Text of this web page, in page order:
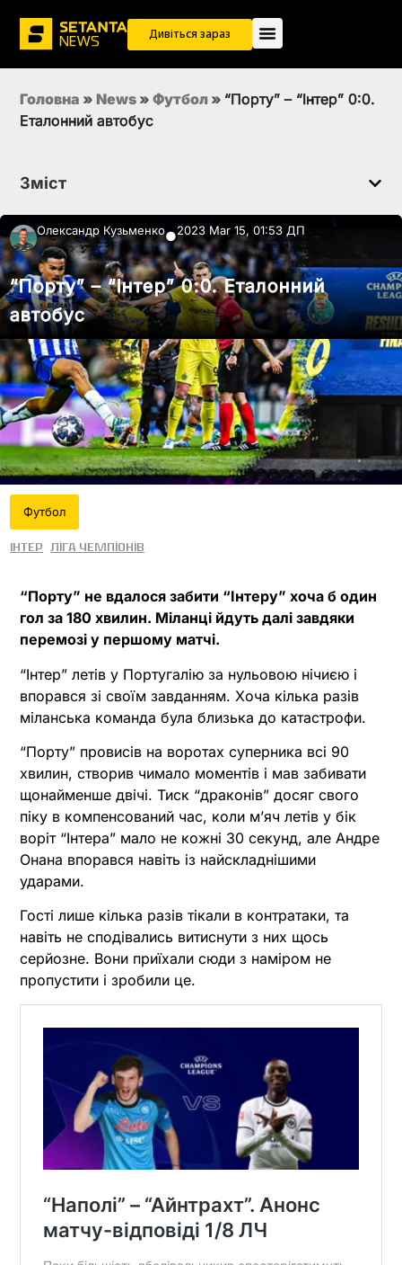
Дивіться зараз
Головна » News » Футбол » “Порту” – “Інтер” 0:0.
Еталонний автобус
Зміст
Олександр Кузьменко●2023 Mar 15, 01:53 ДП
“Порту” – “Інтер” 0:0. Еталонний
автобус
Футбол
Інтер Ліга чемпіонів
“Порту” не вдалося забити “Інтеру” хоча б один
гол за 180 хвилин. Міланці йдуть далі завдяки
перемозі у першому матчі.
“Інтер” летів у Португалію за нульовою нічиєю і
впорався зі своїм завданням. Хоча кілька разів
міланська команда була близька до катастрофи.
“Порту” провисів на воротах суперника всі 90
хвилин, створив чимало моментів і мав забивати
щонайменше двічі. Тиск “драконів” досяг свого
піку в компенсований час, коли м’яч летів у бік
воріт “Інтера” мало не кожні 30 секунд, але Андре
Онана впорався навіть із найскладнішими
ударами.
Гості лише кілька разів тікали в контратаки, та
навіть не сподівались витиснути з них щось
серйозне. Вони приїхали сюди з наміром не
пропустити і зробили це.